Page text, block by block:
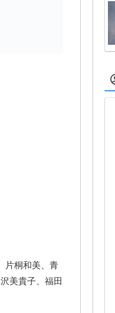
片桐和美、青
美貴子、福田